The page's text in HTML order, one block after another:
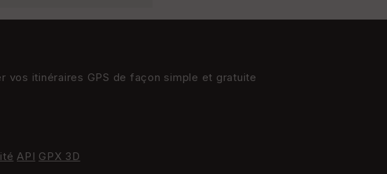
vos itinéraires GPS de façon simple et gratuite
API GPX 3D